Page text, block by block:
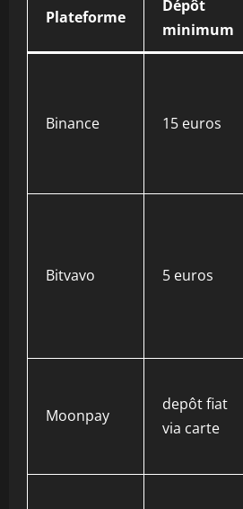
Plateforme
Dépôt
minimum
Binance 15 euros
Bitvavo 5 euros
Moonpay
depôt fiat
via carte